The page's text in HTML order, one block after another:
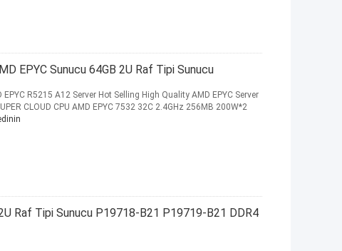
EPYC Sunucu 64GB 2U Raf Tipi Sunucu
EPYC R5215 A12 Server Hot Selling High Quality AMD EPYC Server
CLOUD CPU AMD EPYC 7532 32C 2.4GHz 256MB 200W*2
Raf Tipi Sunucu P19718-B21 P19719-B21 DDR4